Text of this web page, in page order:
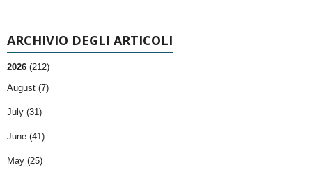
ARCHIVIO DEGLI ARTICOLI
2026 (212)
August (7)
July (31)
June (41)
May (25)